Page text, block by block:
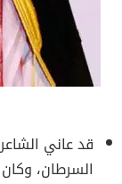
قد عاني
السرطان،